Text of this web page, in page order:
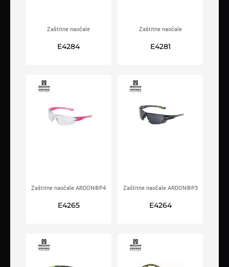
Zaštitne naočale
E4284
Zaštitne naočale
E4281
Zaštitne naočale ARDON®P4
E4265
Zaštitne naočale ARDON®P3
E4264